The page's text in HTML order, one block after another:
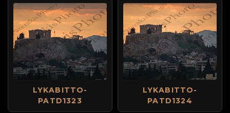
LYKABITTO-
PATD1323
LYKABITTO-
PATD1324